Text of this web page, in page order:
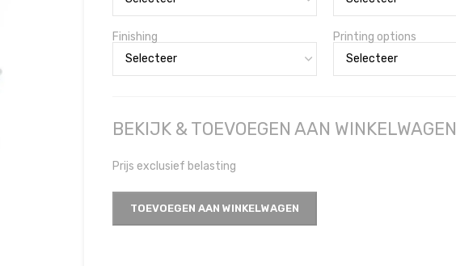
Finishing Printing options
BEKIJK & TOEVOEGEN AAN WINKELWAGEN
Prijs exclusief belasting
TOEVOEGEN AAN WINKELWAGEN